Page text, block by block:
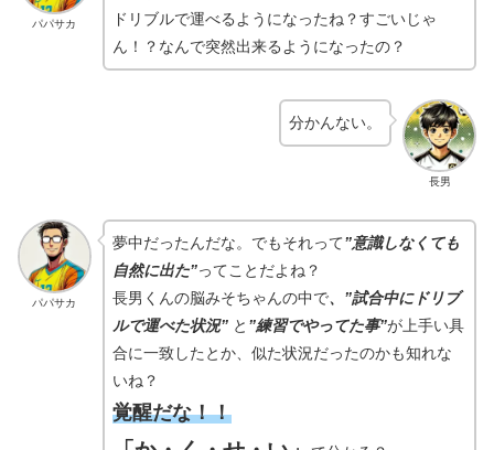
パパサカ
ドリブルで運べるようになったね？すごいじゃ
ん！？なんで突然出来るようになったの？
長男
分かんない。
パパサカ
夢中だったんだな。でもそれって”意識しなくても
自然に出た”ってことだよね？
長男くんの脳みそちゃんの中で、”試合中にドリブ
ルで運べた状況”と ”練習でやってた事”が上手い具
合に一致したとか、似た状況だったのかも知れな
いね？
覚醒だな！！